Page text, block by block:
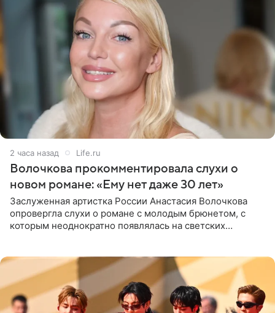
2 часа назад Life.ru
Волочкова прокомментировала слухи о
новом романе: «Ему нет даже 30 лет»
Заслуженная артистка России Анастасия Волочкова
опровергла слухи о романе с молодым брюнетом, с
которым неоднократно появлялась на светских